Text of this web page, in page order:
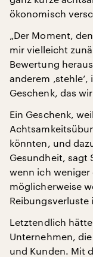
ökonomisch
„Der Moment,
mir vielleicht
Bewertung
anderem
Geschenk, das
Ein Geschenk,
könnten, und
Gesundheit, sagt
wenn ich
möglicherweise
Reibungsverluste
Letztendlich
Unternehmen,
und Kunden. Mit